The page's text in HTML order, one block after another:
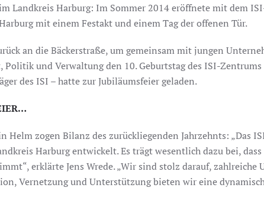
Landkreis Harburg: Im Sommer 2014 eröffnete mit dem
mit einem Festakt und einem Tag der offenen Tür.
an die Bäckerstraße, um gemeinsam mit jungen
und Verwaltung den 10. Geburtstag des ISI-
des ISI – hatte zur Jubiläumsfeier geladen.
Helm zogen Bilanz des zurückliegenden Jahrzehnts: „Das
Harburg entwickelt. Es trägt wesentlich dazu bei,
erklärte Jens Wrede. „Wir sind stolz darauf, zahlreiche
Vernetzung und Unterstützung bieten wir eine